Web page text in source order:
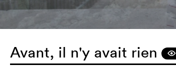
Avant, il n'y avait rien F